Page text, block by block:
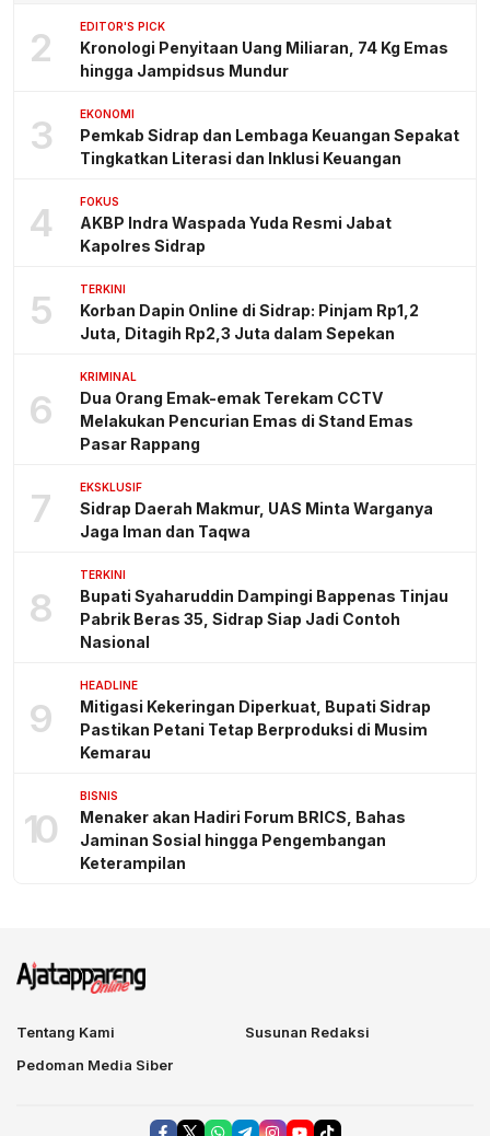
2 EDITOR'S PICK
Kronologi Penyitaan Uang Miliaran, 74 Kg Emas
hingga Jampidsus Mundur
3 EKONOMI
Pemkab Sidrap dan Lembaga Keuangan Sepakat
Tingkatkan Literasi dan Inklusi Keuangan
4 FOKUS
AKBP Indra Waspada Yuda Resmi Jabat
Kapolres Sidrap
5 TERKINI
Korban Dapin Online di Sidrap: Pinjam Rp1,2
Juta, Ditagih Rp2,3 Juta dalam Sepekan
6
KRIMINAL
Dua Orang Emak-emak Terekam CCTV
Melakukan Pencurian Emas di Stand Emas
Pasar Rappang
7 EKSKLUSIF
Sidrap Daerah Makmur, UAS Minta Warganya
Jaga Iman dan Taqwa
8
TERKINI
Bupati Syaharuddin Dampingi Bappenas Tinjau
Pabrik Beras 35, Sidrap Siap Jadi Contoh
Nasional
9
HEADLINE
Mitigasi Kekeringan Diperkuat, Bupati Sidrap
Pastikan Petani Tetap Berproduksi di Musim
Kemarau
10
BISNIS
Menaker akan Hadiri Forum BRICS, Bahas
Jaminan Sosial hingga Pengembangan
Keterampilan
Tentang Kami
Susunan Redaksi
Pedoman Media Siber